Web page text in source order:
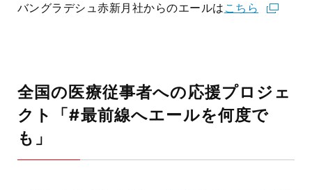
バングラデシュ赤新月社からのエールは こちら
全国の医療従事者への応援プロジェ
クト「#最前線へエールを何度で
も」